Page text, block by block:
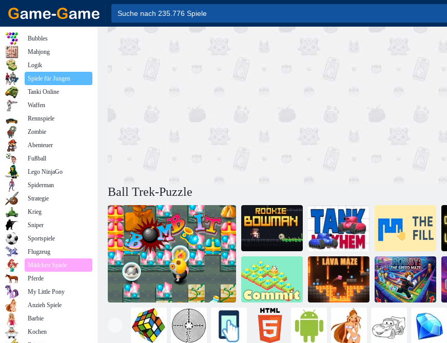
Ball Trek-Puzzle
Anfänger
Bowman
Panzer-Chaos Die Füllung
Begehen Lavalabyrinth
Robby: Das
Geschwindigkeitslabyrinth
Bubbles
Mahjong
Logik
Spiele für Jungen
Tanki Online
Waffen
Rennspiele
Zombie
Abenteuer
Fußball
Lego NinjaGo
Spiderman
Strategie
Krieg
Sniper
Sportspiele
Flugzeug
Mädchen Spiele
Pferde
My Little Pony
Anzieh Spiele
Barbie
Kochen